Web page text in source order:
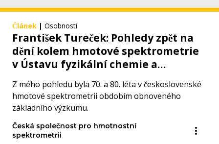
Článek | Osobnosti
František Tureček: Pohledy zpět na
dění kolem hmotové spektrometrie
v Ústavu fyzikální chemie a
Z mého pohledu byla 70. a 80. léta v československé
hmotové spektrometrii obdobím obnoveného
základního výzkumu.
Česká společnost pro hmotnostní
spektrometrii